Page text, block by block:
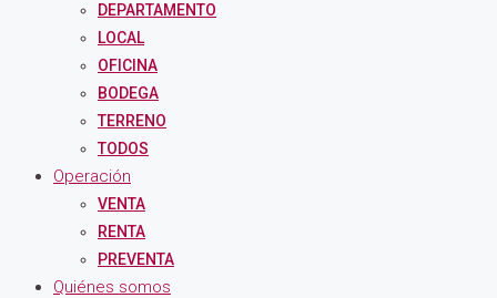
DEPARTAMENTO
LOCAL
OFICINA
BODEGA
TERRENO
TODOS
Operación
VENTA
RENTA
PREVENTA
Quiénes somos